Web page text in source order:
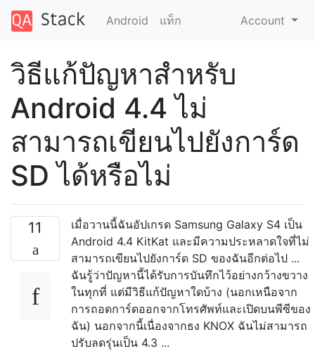
Android แท็ก Account
วิธีแก้ปัญหาสำหรับ
Android 4.4 ไม่
สามารถเขียนไปยังการ์ด
SD ได้หรือไม่
11
เมื่อวานนี้ฉันอัปเกรด Samsung Galaxy S4 เป็น
Android 4.4 KitKat และมีความประหลาดใจที่ไม่
สามารถเขียนไปยังการ์ด SD ของฉันอีกต่อไป ...
ฉันรู้ว่าปัญหานี้ได้รับการบันทึกไว้อย่างกว้างขวาง
ในทุกที่ แต่มีวิธีแก้ปัญหาใดบ้าง (นอกเหนือจาก
การถอดการ์ดออกจากโทรศัพท์และเปิดบนพีซีของ
ฉัน) นอกจากนี้เนื่องจากธง KNOX ฉันไม่สามารถ
ปรับลดรุ่นเป็น 4.3 ...